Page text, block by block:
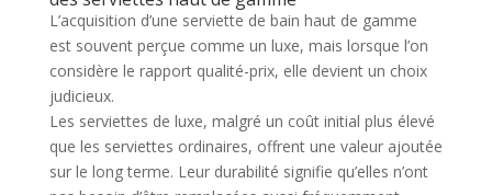
L’acquisition d’une serviette de bain haut de gamme
est souvent perçue comme un luxe, mais lorsque l’on
considère le rapport qualité-prix, elle devient un choix
judicieux.
Les serviettes de luxe, malgré un coût initial plus élevé
que les serviettes ordinaires, offrent une valeur ajoutée
sur le long terme. Leur durabilité signifie qu’elles n’ont